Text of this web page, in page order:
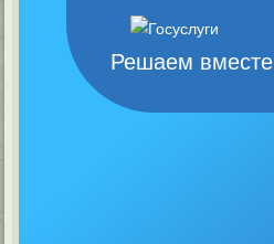
Решаем вместе